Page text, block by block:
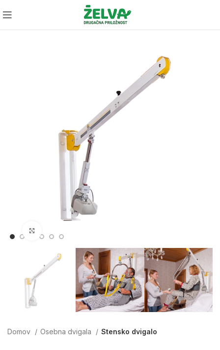
Domov Osebna dvigala Stensko dvigalo